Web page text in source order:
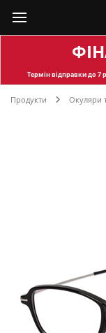
Термін відправкидо 7
Продукти Окуляри